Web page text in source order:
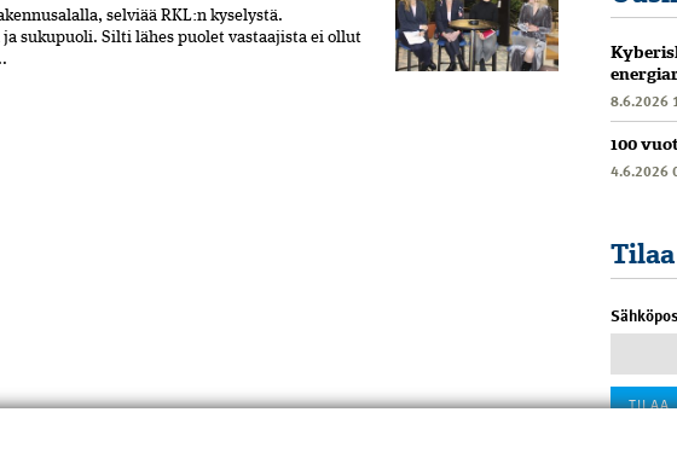
selviää RKL:n kyselystä.
sukupuoli. Silti lähes puolet vastaajista ei ollut
8.6.2026
100
4.6.2026